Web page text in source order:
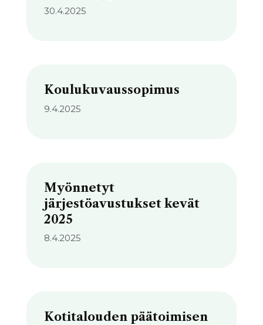
30.4.2025
Koulukuvaussopimus
9.4.2025
Myönnetyt
järjestöavustukset kevät
2025
8.4.2025
Kotitalouden päätoimisen